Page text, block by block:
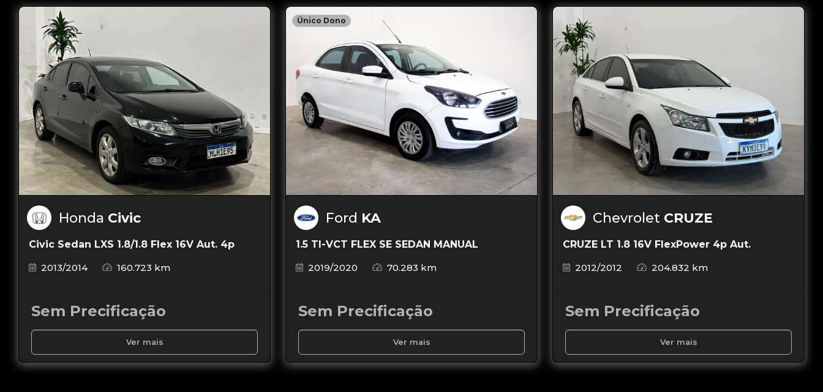
Honda Civic
Civic Sedan LXS 1.8/1.8 Flex 16V Aut. 4p
2013/2014
160.723 km
Sem Precificação
Ver mais
Único Dono
Ford KA
1.5 TI-VCT FLEX SE SEDAN MANUAL
2019/2020
70.283 km
Sem Precificação
Ver mais
Chevrolet CRUZE
CRUZE LT 1.8 16V FlexPower 4p Aut.
2012/2012
204.832 km
Sem Precificação
Ver mais